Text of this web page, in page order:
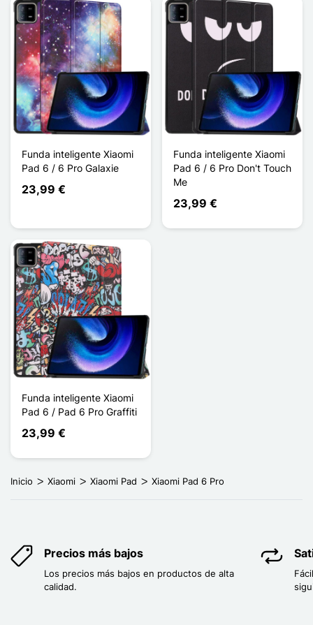
Funda inteligente Xiaomi
Pad 6 / 6 Pro Galaxie
23,99 €
Funda inteligente Xiaomi
Pad 6 / 6 Pro Don't Touch
Me
23,99 €
Funda inteligente Xiaomi
Pad 6 / Pad 6 Pro Graffiti
23,99 €
Inicio Xiaomi Xiaomi Pad Xiaomi Pad 6 Pro
Precios más bajos
Los precios más bajos en productos de alta
calidad.